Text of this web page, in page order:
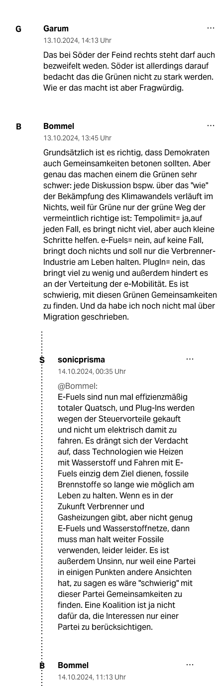
G Garum
13.10.2024, 14:13 Uhr
Das bei Söder der Feind rechts steht darf auch
bezweifelt weden. Söder ist allerdings darauf
bedacht das die Grünen nicht zu stark werden.
Wie er das macht ist aber Fragwürdig.
B Bommel
13.10.2024, 13:45 Uhr
Grundsätzlich ist es richtig, dass Demokraten
auch Gemeinsamkeiten betonen sollten. Aber
genau das machen einem die Grünen sehr
schwer: jede Diskussion bspw. über das "wie"
der Bekämpfung des Klimawandels verläuft im
Nichts, weil für Grüne nur der grüne Weg der
vermeintlich richtige ist: Tempolimit= ja,auf
jeden Fall, es bringt nicht viel, aber auch kleine
Schritte helfen. e-Fuels= nein, auf keine Fall,
bringt doch nichts und soll nur die Verbrenner-
Industrie am Leben halten. PlugIn= nein, das
bringt viel zu wenig und außerdem hindert es
an der Verteitung der e-Mobilität. Es ist
schwierig, mit diesen Grünen Gemeinsamkeiten
zu finden. Und da habe ich noch nicht mal über
Migration geschrieben.
S sonicprisma
14.10.2024, 00:35 Uhr
@Bommel:
E-Fuels sind nun mal effizienzmäßig
totaler Quatsch, und Plug-Ins werden
wegen der Steuervorteile gekauft
und nicht um elektrisch damit zu
fahren. Es drängt sich der Verdacht
auf, dass Technologien wie Heizen
mit Wasserstoff und Fahren mit E-
Fuels einzig dem Ziel dienen, fossile
Brennstoffe so lange wie möglich am
Leben zu halten. Wenn es in der
Zukunft Verbrenner und
Gasheizungen gibt, aber nicht genug
E-Fuels und Wasserstoffnetze, dann
muss man halt weiter Fossile
verwenden, leider leider. Es ist
außerdem Unsinn, nur weil eine Partei
in einigen Punkten andere Ansichten
hat, zu sagen es wäre "schwierig" mit
dieser Partei Gemeinsamkeiten zu
finden. Eine Koalition ist ja nicht
dafür da, die Interessen nur einer
Partei zu berücksichtigen.
B Bommel
14.10.2024, 11:13 Uhr